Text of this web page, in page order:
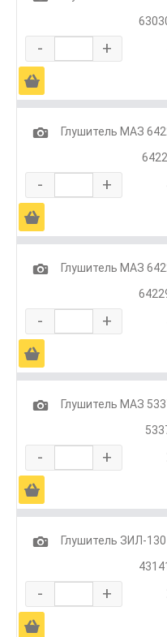
- +
Ä
1
Глушитель МАЗ
- +
Ä
1
Глушитель МАЗ
- +
Ä
1
Глушитель МАЗ
- +
Ä
1
Глушитель ЗИЛ-130
- +
Ä